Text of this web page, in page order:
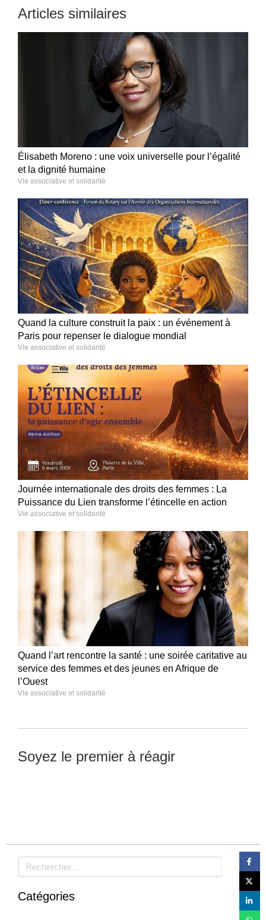
Articles similaires
Élisabeth Moreno : une voix universelle pour l’égalité
et la dignité humaine
Vie associative et solidarité
Quand la culture construit la paix : un événement à
Paris pour repenser le dialogue mondial
Vie associative et solidarité
Journée internationale des droits des femmes : La
Puissance du Lien transforme l’étincelle en action
Vie associative et solidarité
Quand l’art rencontre la santé : une soirée caritative au
service des femmes et des jeunes en Afrique de
l’Ouest
Vie associative et solidarité
Soyez le premier à réagir
Rechercher
Catégories